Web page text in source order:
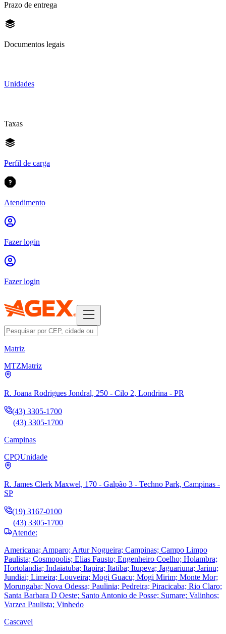
Prazo de entrega
Documentos legais
Unidades
Taxas
Perfil de carga
Atendimento
Fazer login
Fazer login
Matriz
MTZMatriz
R. Joana Rodrigues Jondral, 250 - Cilo 2, Londrina - PR
(43) 3305-1700
(43) 3305-1700
Campinas
CPQUnidade
R. James Clerk Maxwel, 170 - Galpão 3 - Techno Park, Campinas -
SP
(19) 3167-0100
(43) 3305-1700
Atende:
Americana; Amparo; Artur Nogueira; Campinas; Campo Limpo
Paulista; Cosmopolis; Elias Fausto; Engenheiro Coelho; Holambra;
Hortolandia; Indaiatuba; Itapira; Itatiba; Itupeva; Jaguariuna; Jarinu;
Jundiai; Limeira; Louveira; Mogi Guacu; Mogi Mirim; Monte Mor;
Morungaba; Nova Odessa; Paulinia; Pedreira; Piracicaba; Rio Claro;
Santa Barbara D Oeste; Santo Antonio de Posse; Sumare; Valinhos;
Varzea Paulista; Vinhedo
Cascavel